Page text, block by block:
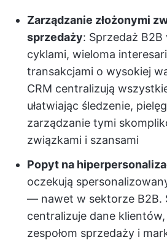
Zarządzanie złożonymi
sprzedaży: Sprzedaż B2B
cyklami, wieloma
transakcjami o wysokiej
CRM centralizują
ułatwiając śledzenie,
zarządzanie tymi
związkami i szansami
Popyt na
oczekują
— nawet w sektorze B2B.
centralizuje dane
zespołom sprzedaży i